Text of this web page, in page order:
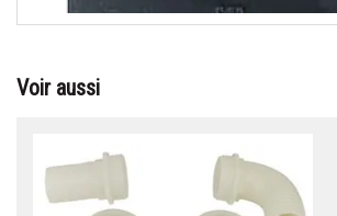
Voir aussi